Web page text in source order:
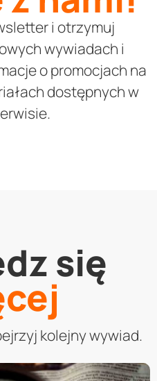
i otrzymuj
wywiadach i
o promocjach na
dostępnych w
się
kolejny wywiad.